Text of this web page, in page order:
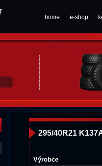
home e-shop
295/40R21
Výrobce